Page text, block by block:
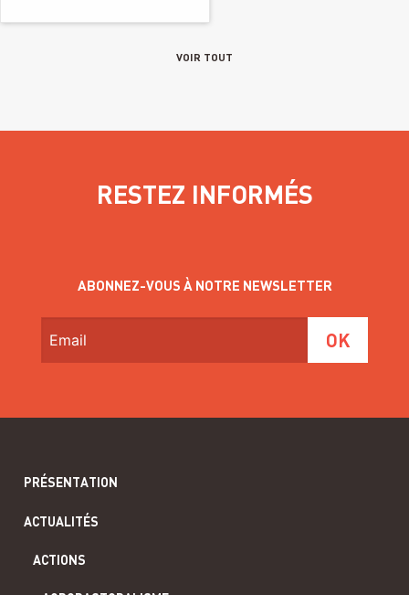
VOIR TOUT
RESTEZ INFORMÉS
ABONNEZ-VOUS À NOTRE NEWSLETTER
PRÉSENTATION
ACTUALITÉS
ACTIONS